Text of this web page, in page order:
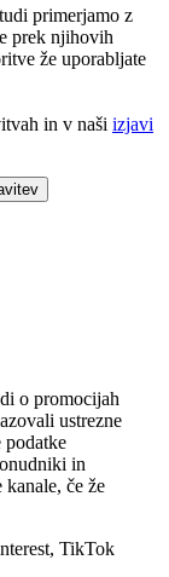
primerjamo z
prek njihovih
že uporabljate
in v naši izjavi
o promocijah
ustrezne
podatke
in
če že
TikTok